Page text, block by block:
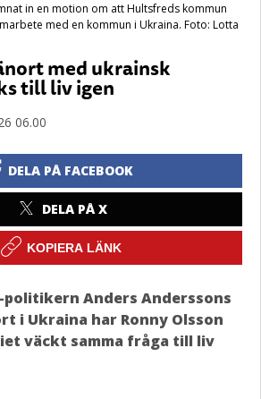
in en motion om att Hultsfreds kommun
med en kommun i Ukraina. Foto: Lotta
med ukrainsk
till liv igen
06.00
DELA PÅ FACEBOOK
DELA PÅ X
KOPIERA LÄNK
politikern Anders Anderssons
i Ukraina har Ronny Olsson
väckt samma fråga till liv